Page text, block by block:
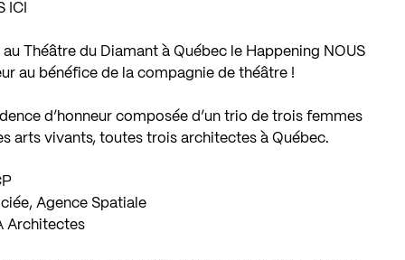
ICI
au Théâtre du Diamant à Québec le Happening NOUS
au bénéfice de la compagnie de théâtre !
d’honneur composée d’un trio de trois femmes
arts vivants, toutes trois architectes à Québec.
Agence Spatiale
Architectes